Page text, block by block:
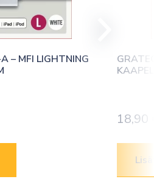
– MFI LIGHTNING
18,90